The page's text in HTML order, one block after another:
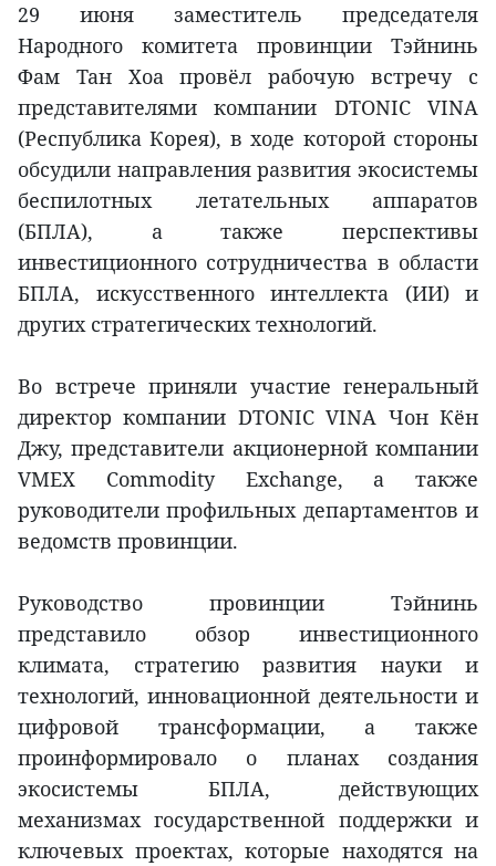
29 июня заместитель председателя
Народного комитета провинции Тэйнинь
Фам Тан Хоа провёл рабочую встречу с
представителями компании DTONIC VINA
(Республика Корея), в ходе которой стороны
обсудили направления развития экосистемы
беспилотных летательных аппаратов
(БПЛА), а также перспективы
инвестиционного сотрудничества в области
БПЛА, искусственного интеллекта (ИИ) и
других стратегических технологий.
Во встрече приняли участие генеральный
директор компании DTONIC VINA Чон Кён
Джу, представители акционерной компании
VMEX Commodity Exchange, а также
руководители профильных департаментов и
ведомств провинции.
Руководство провинции Тэйнинь
представило обзор инвестиционного
климата, стратегию развития науки и
технологий, инновационной деятельности и
цифровой трансформации, а также
проинформировало о планах создания
экосистемы БПЛА, действующих
механизмах государственной поддержки и
ключевых проектах, которые находятся на